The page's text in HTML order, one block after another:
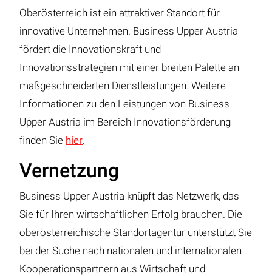
Oberösterreich ist ein attraktiver Standort für
innovative Unternehmen. Business Upper Austria
fördert die Innovationskraft und
Innovationsstrategien mit einer breiten Palette an
maßgeschneiderten Dienstleistungen. Weitere
Informationen zu den Leistungen von Business
Upper Austria im Bereich Innovationsförderung
finden Sie hier.
Vernetzung
Business Upper Austria knüpft das Netzwerk, das
Sie für Ihren wirtschaftlichen Erfolg brauchen. Die
oberösterreichische Standortagentur unterstützt Sie
bei der Suche nach nationalen und internationalen
Kooperationspartnern aus Wirtschaft und